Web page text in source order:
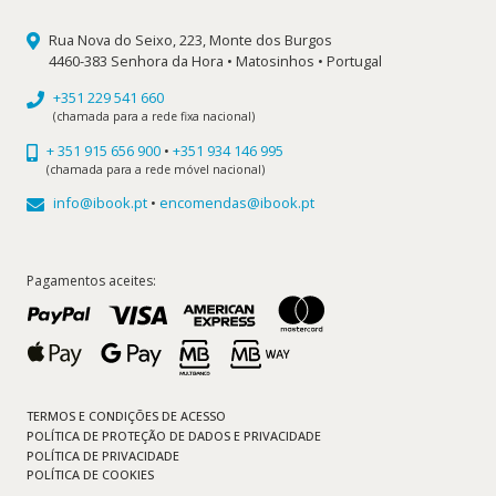
Rua Nova do Seixo, 223, Monte dos Burgos
4460-383 Senhora da Hora • Matosinhos • Portugal
+351 229 541 660
(chamada para a rede fixa nacional)
+ 351 915 656 900 • +351 934 146 995
(chamada para a rede móvel nacional)
info@ibook.pt • encomendas@ibook.pt
Pagamentos aceites:
TERMOS E CONDIÇÕES DE ACESSO
POLÍTICA DE PROTEÇÃO DE DADOS E PRIVACIDADE
POLÍTICA DE PRIVACIDADE
POLÍTICA DE COOKIES